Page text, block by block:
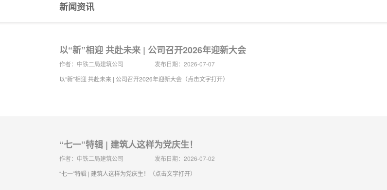
新闻资讯
以“新”相迎 共赴未来 | 公司召开2026年迎新大会
作者：中铁二局建筑公司
发布日期：2026-07-07
以“新”相迎 共赴未来 | 公司召开2026年迎新大会（点击文字打开）
“七一”特辑 | 建筑人这样为党庆生！
作者：中铁二局建筑公司
发布日期：2026-07-02
“七一”特辑 | 建筑人这样为党庆生！（点击文字打开）